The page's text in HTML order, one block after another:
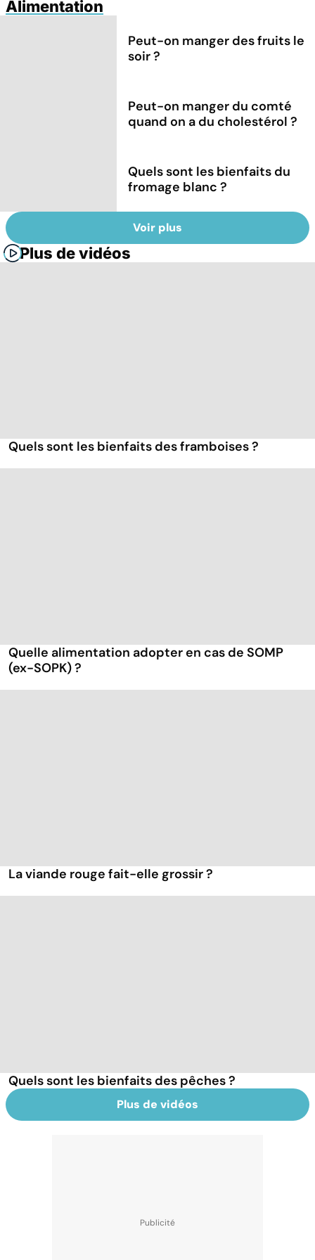
Alimentation
Peut-on manger des fruits le
soir ?
Peut-on manger du comté
quand on a du cholestérol ?
Quels sont les bienfaits du
fromage blanc ?
Voir plus
Plus de vidéos
Quels sont les bienfaits des framboises ?
Quelle alimentation adopter en cas de SOMP
(ex-SOPK) ?
La viande rouge fait-elle grossir ?
Quels sont les bienfaits des pêches ?
Plus de vidéos